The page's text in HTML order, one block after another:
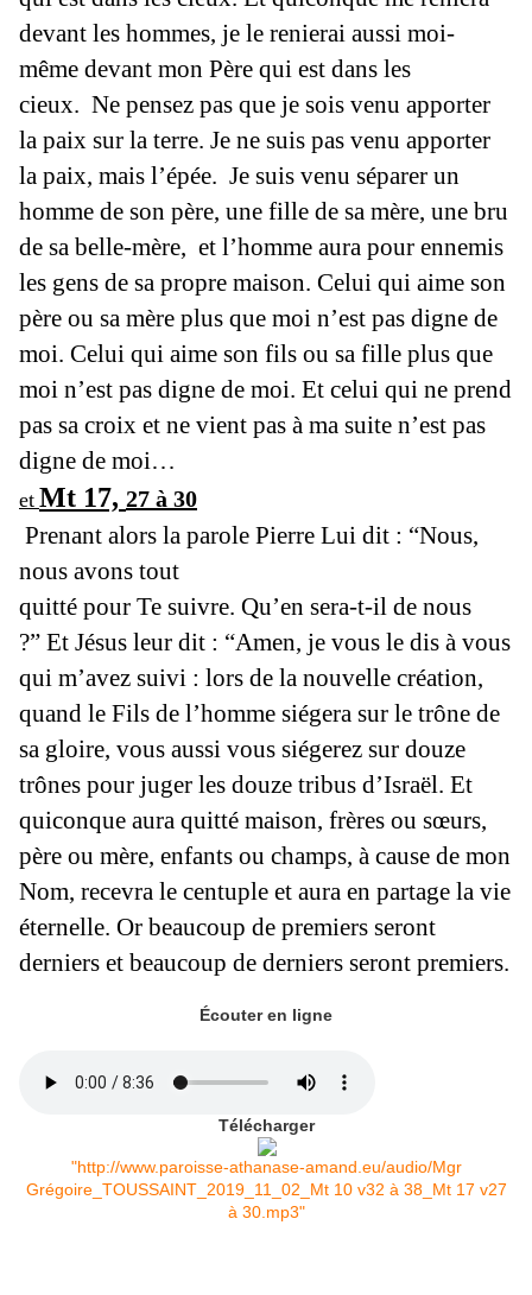
devant les hommes, je le renierai aussi moi-
même devant mon Père qui est dans les
cieux. Ne pensez pas que je sois venu apporter
la paix sur la terre. Je ne suis pas venu apporter
la paix, mais l’épée. Je suis venu séparer un
homme de son père, une fille de sa mère, une bru
de sa belle-mère, et l’homme aura pour ennemis
les gens de sa propre maison. Celui qui aime son
père ou sa mère plus que moi n’est pas digne de
moi. Celui qui aime son fils ou sa fille plus que
moi n’est pas digne de moi. Et celui qui ne prend
pas sa croix et ne vient pas à ma suite n’est pas
digne de moi…
et Mt 17, 27 à 30
Prenant alors la parole Pierre Lui dit : “Nous,
nous avons tout
quitté pour Te suivre. Qu’en sera-t-il de nous
?” Et Jésus leur dit : “Amen, je vous le dis à vous
qui m’avez suivi : lors de la nouvelle création,
quand le Fils de l’homme siégera sur le trône de
sa gloire, vous aussi vous siégerez sur douze
trônes pour juger les douze tribus d’Israël. Et
quiconque aura quitté maison, frères ou sœurs,
père ou mère, enfants ou champs, à cause de mon
Nom, recevra le centuple et aura en partage la vie
éternelle. Or beaucoup de premiers seront
derniers et beaucoup de derniers seront premiers.
Écouter en ligne
Télécharger
"http://www.paroisse-athanase-amand.eu/audio/Mgr
Grégoire_TOUSSAINT_2019_11_02_Mt 10 v32 à 38_Mt 17 v27
à 30.mp3"